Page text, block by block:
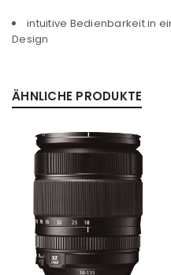
intuitive Bedienbarkeit in
Design
ÄHNLICHE PRODUKTE